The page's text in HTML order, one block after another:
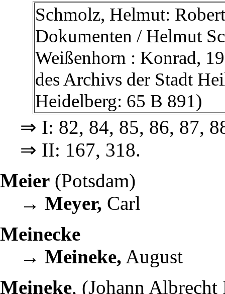
Schmolz, Helmut:
Dokumenten / Helmut
Weißenhorn : Konrad,
des Archivs der Stadt
Heidelberg: 65 B 891)
⇒ I: 82, 84, 85, 86, 87,
⇒ II: 167, 318.
Meier (Potsdam)
→ Meyer, Carl
Meinecke
→ Meineke, August
Meineke, (Johann